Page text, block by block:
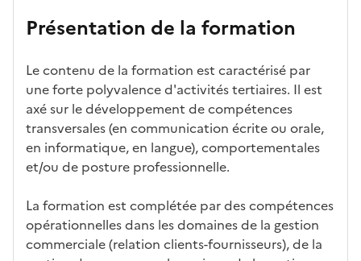
ses
act
éris
tiq
ues
par
ssemen
t
o
ali
té
s
d
e
c
n
di
d
s
ac
cè
s à
la
fo
rm
on
re
dé
bo
uch
és
abl
em
ent
Présentation de la formation
Le contenu de la formation est caractérisé par
une forte polyvalence d'activités tertiaires. Il est
axé sur le développement de compétences
transversales (en communication écrite ou orale,
en informatique, en langue), comportementales
et/ou de posture professionnelle.
La formation est complétée par des compétences
opérationnelles dans les domaines de la gestion
commerciale (relation clients-fournisseurs), de la